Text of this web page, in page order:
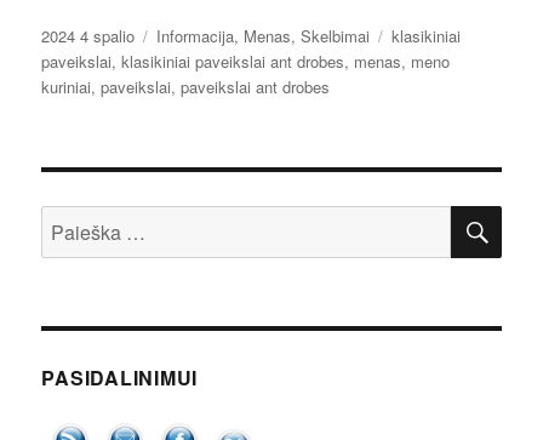
Paskelbta
2024 4 spalio Kategorijos
Informacija, Menas,Skelbimai Žymos
klasikiniai
paveikslai,klasikiniai paveikslai ant drobes, menas, meno
kuriniai,paveikslai,paveikslai ant drobes
Ieškoti:
PASIDALINIMUI